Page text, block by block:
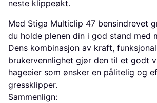
neste klippeøkt.
Med Stiga Multiclip 47 bensindrevet
du holde plenen din i god stand med
Dens kombinasjon av kraft,
brukervennlighet gjør den til et godt
hageeier som ønsker en pålitelig og
gressklipper.
Sammenlign: